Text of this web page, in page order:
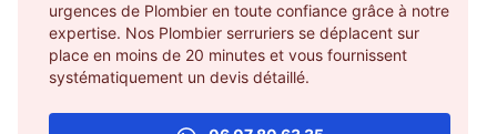
urgences de Plombier en toute confiance grâce à notre
expertise. Nos Plombier serruriers se déplacent sur
place en moins de 20 minutes et vous fournissent
systématiquement un devis détaillé.